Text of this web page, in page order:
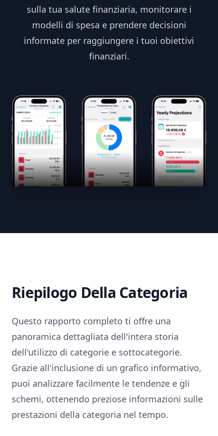
sulla tua salute finanziaria, monitorare i
modelli di spesa e prendere decisioni
informate per raggiungere i tuoi obiettivi
finanziari.
Riepilogo Della Categoria
Questo rapporto completo ti offre una
panoramica dettagliata dell'intera storia
dell'utilizzo di categorie e sottocategorie.
Grazie all'inclusione di un grafico informativo,
puoi analizzare facilmente le tendenze e gli
schemi, ottenendo preziose informazioni sulle
prestazioni della categoria nel tempo.